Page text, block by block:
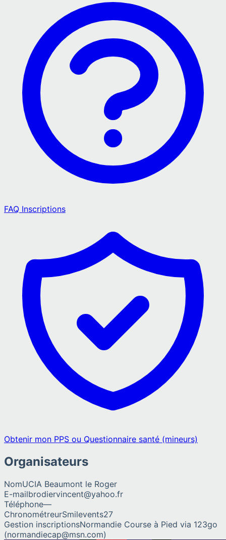
FAQ Inscriptions
Obtenir mon PPS ou Questionnaire santé (mineurs)
Organisateurs
NomUCIA Beaumont le Roger
E-mailbrodiervincent@yahoo.fr
Téléphone—
ChronométreurSmilevents27
Gestion inscriptionsNormandie Course à Pied via 123go
(normandiecap@msn.com)